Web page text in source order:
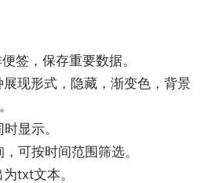
，保存重要数据。
现形式，隐藏，渐变色，背景
显示。
可按时间范围筛选。
txt文本。